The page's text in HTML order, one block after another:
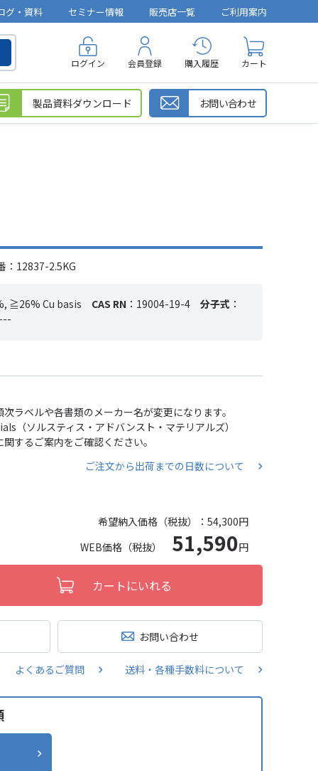
グ・資料 セミナー情報 販売店一覧 ご利用案内
ログイン 会員登録 購入履歴 カート
製品資料ダウンロード お問い合わせ
12837-2.5KG
≧26% Cu basis CAS RN ：19004-19-4 分子式 ：
ラベルや各書類のメーカー名が変更になります。
（ソルスティス・アドバンスト・マテリアルズ）
するご案内をご確認ください。
ご注文から出荷までの日数について
希望納入価格（税抜）： 54,300円
WEB価格（税抜） 51,590円
カートにいれる
お問い合わせ
よくあるご質問 送料・各種手数料について